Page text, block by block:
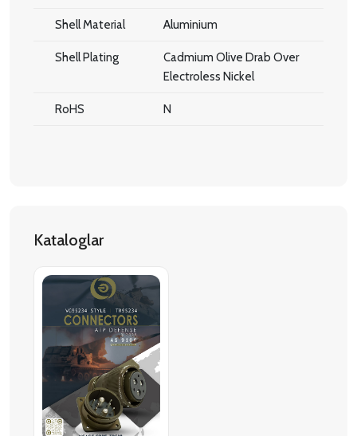
Shell Material Aluminium
Shell Plating
Cadmium Olive Drab Over
Electroless Nickel
RoHS N
Kataloglar